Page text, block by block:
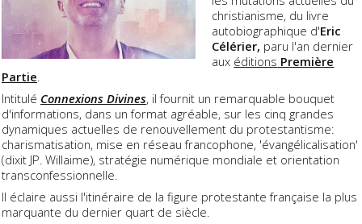
christianisme, du livre
autobiographique d'Eric
Célérier, paru l'an dernier
aux éditions Première
Partie
Intitulé Connexions Divines, il fournit un remarquable bouquet
d'informations, dans un format agréable, sur les cinq grandes
dynamiques actuelles de renouvellement du protestantisme:
charismatisation, mise en réseau francophone, 'évangélicalisation'
(dixit JP. Willaime), stratégie numérique mondiale et orientation
transconfessionnelle.
Il éclaire aussi l'itinéraire de la figure protestante française la plus
marquante du dernier quart de siècle.